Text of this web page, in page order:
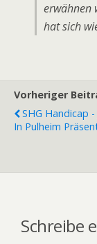
erwähnen
hat sich
Vorheriger
SHG Handicap
In Pulheim
Schreibe